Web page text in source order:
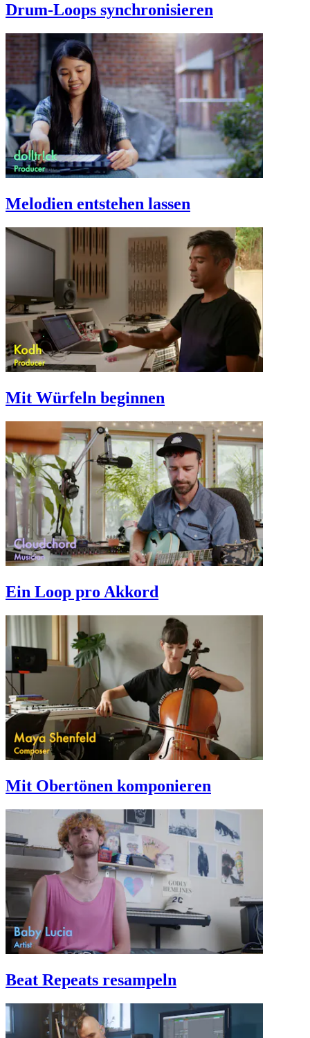
Drum-Loops synchronisieren
Melodien entstehen lassen
Mit Würfeln beginnen
Ein Loop pro Akkord
Mit Obertönen komponieren
Beat Repeats resampeln